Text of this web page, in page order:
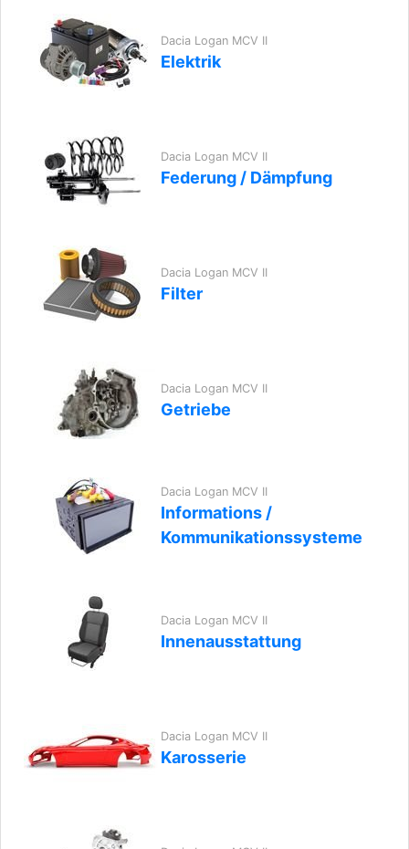
Dacia Logan MCV II
Elektrik
Dacia Logan MCV II
Federung / Dämpfung
Dacia Logan MCV II
Filter
Dacia Logan MCV II
Getriebe
Dacia Logan MCV II
Informations /
Kommunikationssysteme
Dacia Logan MCV II
Innenausstattung
Dacia Logan MCV II
Karosserie